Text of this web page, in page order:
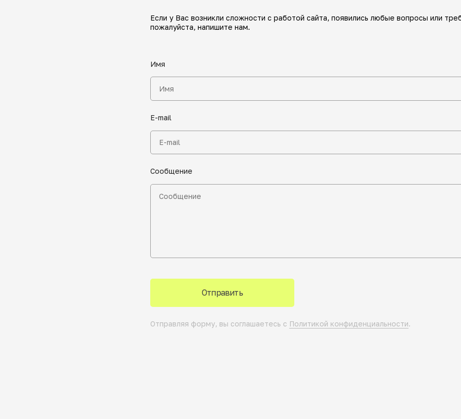
Если у Вас возникли сложности с работой сайта, появились любые вопросы или
пожалуйста, напишите нам.
Имя
E-mail
Сообщение
Отправить
Отправляя форму, вы соглашаетесь с Политикой конфиденциальности.